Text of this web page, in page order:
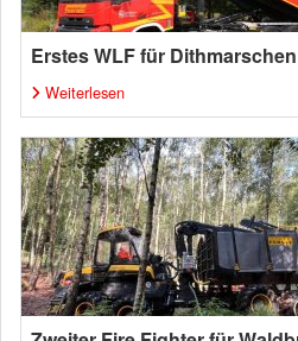
Erstes WLF für
Weiterlesen